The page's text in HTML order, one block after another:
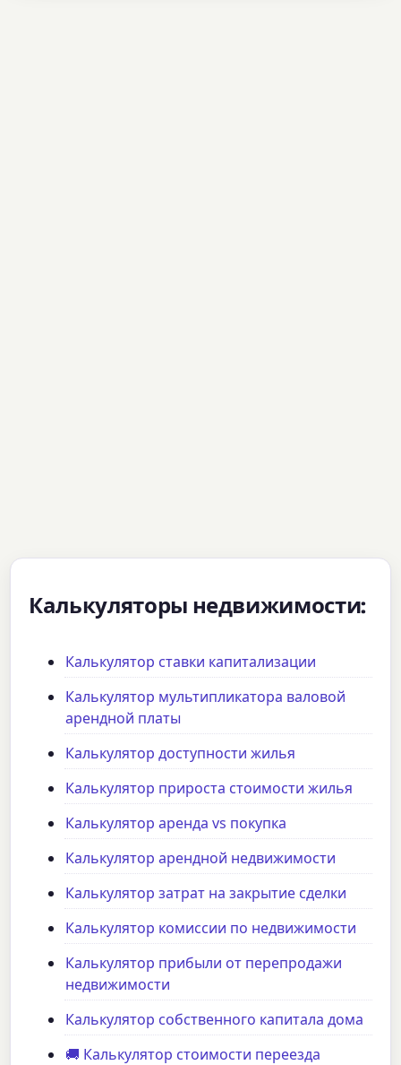
Калькуляторы недвижимости:
Калькулятор ставки капитализации
Калькулятор мультипликатора валовой
арендной платы
Калькулятор доступности жилья
Калькулятор прироста стоимости жилья
Калькулятор аренда vs покупка
Калькулятор арендной недвижимости
Калькулятор затрат на закрытие сделки
Калькулятор комиссии по недвижимости
Калькулятор прибыли от перепродажи
недвижимости
Калькулятор собственного капитала дома
🚚 Калькулятор стоимости переезда